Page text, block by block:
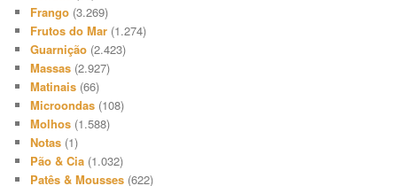
Frango (3.269)
Frutos do Mar (1.274)
Guarnição (2.423)
Massas (2.927)
Matinais (66)
Microondas (108)
Molhos (1.588)
Notas (1)
Pão & Cia (1.032)
Patês & Mousses (622)